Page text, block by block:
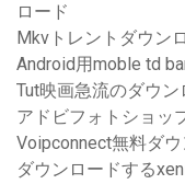
ロード
Mkvトレントダウン
Android用moble td
Tut映画急流のダウン
アドビフォトショッ
Voipconnect無料ダ
ダウンロードする